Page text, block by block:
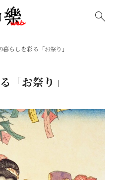
暮らしを彩る「お祭り」
「お祭り」